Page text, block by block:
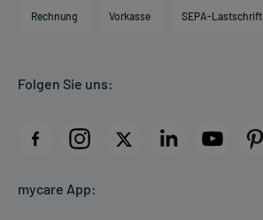
Direktabrechnung PKV
AGB
Datenschutz
Rückgabe/Widerruf
Rechnung Vorkasse SEPA-Lastschrift
Folgen Sie uns:
mycare App: